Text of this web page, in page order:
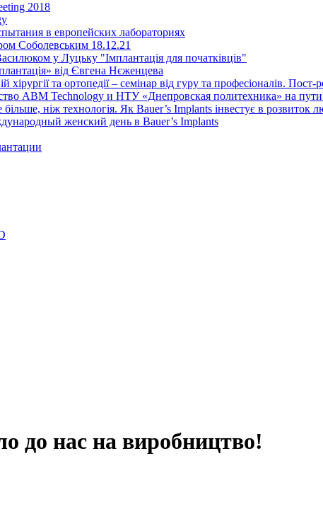
2018
в европейских лабораториях
Соболевським 18.12.21
у Луцьку "Імплантація для початківців"
від Євгена Нєженцева
хірургії та ортопедії – семінар від гуру та професіоналів. Пост-
ABM Technology и НТУ «Днепровская политехника» на
ніж технологія. Як Bauer’s Implants інвестує в розвиток
женский день в Bauer’s Implants
до нас на виробництво!